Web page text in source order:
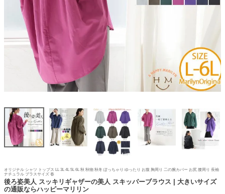
オリジナル シャツ トップス LL 3L 4L 5L 6L 秋 秋物 秋冬 ぽっちゃり ゆったり お腹 胸周り 二の腕カバー お尻 腰周り 長袖
ナチュラル プラスサイズ 春
後ろ姿美人 スッキリギャザーの美人 スキッパーブラウス | 大きいサイズ
の通販ならハッピーマリリン